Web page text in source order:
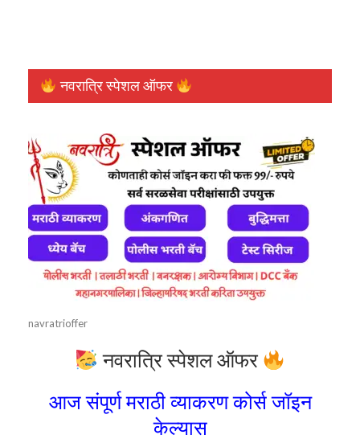
नवरात्रि स्पेशल ऑफर
navratrioffer
नवरात्रि स्पेशल ऑफर
आज संपूर्ण मराठी व्याकरण कोर्स जॉइन
केल्यास